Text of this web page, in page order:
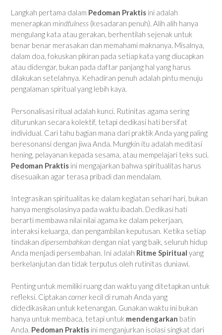
Langkah pertama dalam Pedoman Praktis ini adalah
menerapkan mindfulness (kesadaran penuh). Alih alih hanya
mengulang kata atau gerakan, berhentilah sejenak untuk
benar benar merasakan dan memahami maknanya. Misalnya,
dalam doa, fokuskan pikiran pada setiap kata yang diucapkan
atau didengar, bukan pada daftar panjang hal yang harus
dilakukan setelahnya. Kehadiran penuh adalah pintu menuju
pengalaman spiritual yang lebih kaya.
Personalisasi ritual adalah kunci. Rutinitas agama sering
diturunkan secara kolektif, tetapi dedikasi hati bersifat
individual. Cari tahu bagian mana dari praktik Anda yang paling
beresonansi dengan jiwa Anda. Mungkin itu adalah meditasi
hening, pelayanan kepada sesama, atau mempelajari teks suci.
Pedoman Praktis ini mengajarkan bahwa spiritualitas harus
disesuaikan agar terasa pribadi dan mendalam.
Integrasikan spiritualitas ke dalam kegiatan sehari hari, bukan
hanya mengisolasinya pada waktu ibadah. Dedikasi hati
berarti membawa nilai nilai agama ke dalam pekerjaan,
interaksi keluarga, dan pengambilan keputusan. Ketika setiap
tindakan dipersembahkan dengan niat yang baik, seluruh hidup
Anda menjadi persembahan. Ini adalah Ritme Spiritual yang
berkelanjutan dan tidak terputus oleh rutinitas duniawi.
Penting untuk memiliki ruang dan waktu yang ditetapkan untuk
refleksi. Ciptakan corner kecil di rumah Anda yang
didedikasikan untuk ketenangan. Gunakan waktu ini bukan
hanya untuk membaca, tetapi untuk mendengarkan batin
Anda. Pedoman Praktis ini menganjurkan isolasi singkat dari